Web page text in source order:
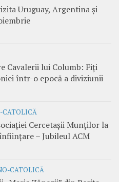
Uruguay, Argentina și
Cavalerii lui Columb: Fiți
într-o epocă a diviziunii
CATOLICĂ
Cercetașii Munților la
– Jubileul ACM
CATOLICĂ